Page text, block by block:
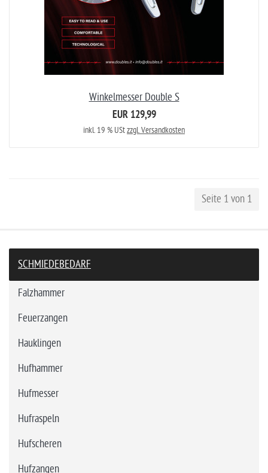
Winkelmesser Double S
EUR 129,99
inkl. 19 % UStzzgl. Versandkosten
Seite 1 von 1
SCHMIEDEBEDARF
Falzhammer
Feuerzangen
Hauklingen
Hufhammer
Hufmesser
Hufraspeln
Hufscheren
Hufzangen